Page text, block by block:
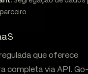
que oferece
completa via API.